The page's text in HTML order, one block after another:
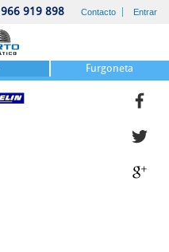
966 919 898 Contacto Entrar
Furgoneta